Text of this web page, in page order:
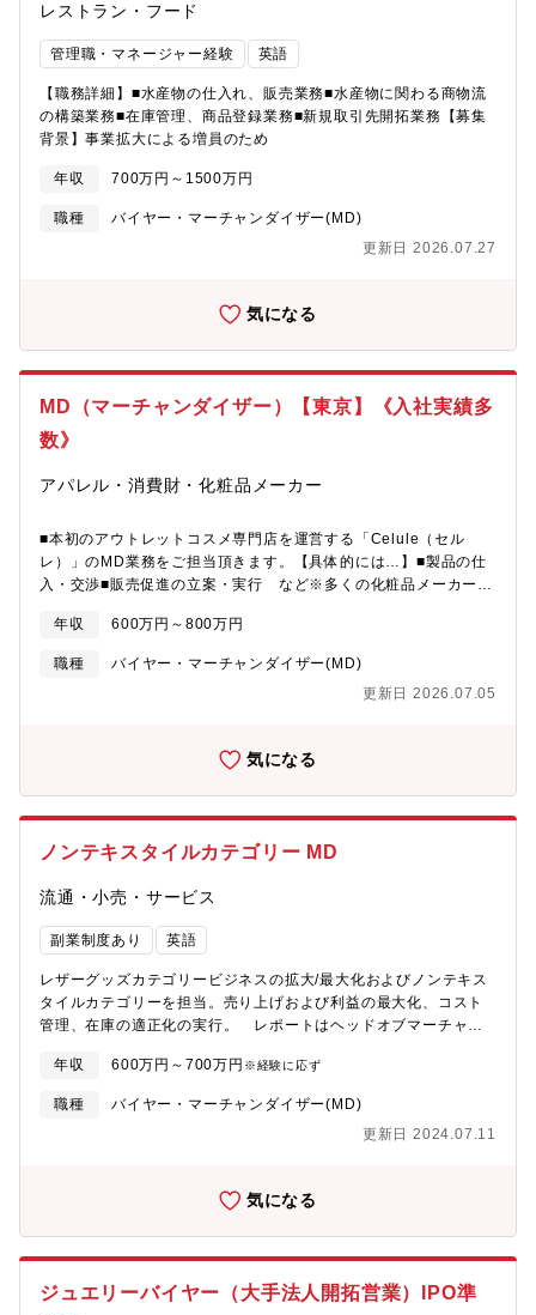
レストラン・フード
管理職・マネージャー経験 英語
【職務詳細】■水産物の仕入れ、販売業務■水産物に関わる商物流
の構築業務■在庫管理、商品登録業務■新規取引先開拓業務【募集
背景】事業拡大による増員のため
年収 700万円～1500万円
職種
バイヤー・マーチャンダイザー(MD)
更新日 2026.07.27
気になる
MD（マーチャンダイザー）【東京】《入社実績多
数》
アパレル・消費財・化粧品メーカー
■本初のアウトレットコスメ専門店を運営する「Celule（セル
レ）」のMD業務をご担当頂きます。【具体的には…】■製品の仕
入・交渉■販売促進の立案・実行 など※多くの化粧品メーカーと
ティショップ・GMSなどで商品バイヤーやMD経験のある方は、
これまでの業務経験や人脈を活かしていただける仕事です。ま
た、仕入・交渉だけではなく、販売促進の立案・実行など、現場
と連動した業務も担当していただきます。 【Celule（セルレ）と
を超えて、様々な化粧品メーカーの製品を取り扱っています。各
どのうち、魅力的な製品を仕入れ、アウトレットコスメとしてお
HP★ http://www.celule.jp/◎同社について◎■ 1947年の創業以
日をいきいきと過ごせる、他にはない強さと魅力をもつ製品を世
に送り出してきました。「業界初」「日本初」となる製品も多く
生み出し、お客様の明日の輝きを支えています。(※日本初、肌タ
イプ別に使い分ける化粧水の販売、業界初、乳化技術を生かした
乳化ファンデーション、業界初マットタイプのアイライナー
等)■ピアスグループは、美容と健康のあらゆるニーズに対応する
医薬品、機能性食品の製造販売、エステティック、まつげエクス
業を展開し、美容と健康の総合メーカーとして、お客様の輝きを
年収 600万円～800万円
職種
バイヤー・マーチャンダイザー(MD)
更新日 2026.07.05
気になる
ノンテキスタイルカテゴリー MD
流通・小売・サービス
副業制度あり 英語
レザーグッズカテゴリービジネスの拡大/最大化およびノンテキス
タイルカテゴリーを担当。売り上げおよび利益の最大化、コスト
管理、在庫の適正化の実行。 レポートはヘッドオブマーチャン
するMD業務全般。リテールへの適正アソートメント/商品管理/在
庫管理 適宜グローバルへのシーズンブリーフィング、レポート
＆コミュニケーション■SLG（スモールレザー）の一部日本商品企
画の実施（Briefing・デザイン確認・本社承認プロセスの管理・コ
検討したコスト管理、適正タイミングでの店頭在庫コントロール■
日本市場における最適化およびチーム運営・成長の支援
年収 600万円～700万円 ※経験に応ず
職種
バイヤー・マーチャンダイザー(MD)
更新日 2024.07.11
気になる
ジュエリーバイヤー（大手法人開拓営業）IPO準